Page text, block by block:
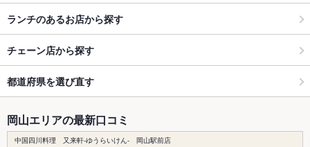
ランチのあるお店から探す
チェーン店から探す
都道府県を選び直す
岡山エリアの最新口コミ
中国四川料理 又来軒-ゆうらいけん- 岡山駅前店